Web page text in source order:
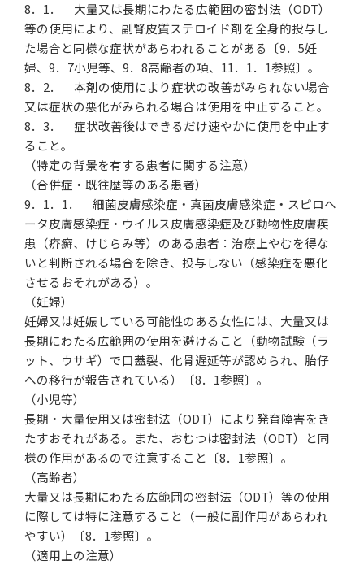
8．1． 大量又は長期にわたる広範囲の密封法（ODT）
等の使用により、副腎皮質ステロイド剤を全身的投与し
た場合と同様な症状があらわれることがある〔9．5妊
婦、9．7小児等、9．8高齢者の項、11．1．1参照〕。
8．2． 本剤の使用により症状の改善がみられない場合
又は症状の悪化がみられる場合は使用を中止すること。
8．3． 症状改善後はできるだけ速やかに使用を中止す
ること。
（特定の背景を有する患者に関する注意）
（合併症・既往歴等のある患者）
9．1．1． 細菌皮膚感染症・真菌皮膚感染症・スピロヘ
ータ皮膚感染症・ウイルス皮膚感染症及び動物性皮膚疾
患（疥癬、けじらみ等）のある患者：治療上やむを得な
いと判断される場合を除き、投与しない（感染症を悪化
させるおそれがある）。
（妊婦）
妊婦又は妊娠している可能性のある女性には、大量又は
長期にわたる広範囲の使用を避けること（動物試験（ラ
ット、ウサギ）で口蓋裂、化骨遅延等が認められ、胎仔
への移行が報告されている）〔8．1参照〕。
（小児等）
長期・大量使用又は密封法（ODT）により発育障害をき
たすおそれがある。また、おむつは密封法（ODT）と同
様の作用があるので注意すること〔8．1参照〕。
（高齢者）
大量又は長期にわたる広範囲の密封法（ODT）等の使用
に際しては特に注意すること（一般に副作用があらわれ
やすい）〔8．1参照〕。
（適用上の注意）